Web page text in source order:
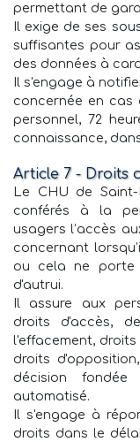
permettant de
Il exige de ses
suffisantes pour
des données à
Il s'engage à
concernée en cas
personnel, 72
connaissance,
Article 7 - Droits
Le CHU de
conférés à la
usagers l’accès
concernant
ou cela ne porte
d'autrui.
Il assure aux
droits d'accès,
l'effacement,
droits
décision fondée
automatisé.
Il s'engage à
droits dans le